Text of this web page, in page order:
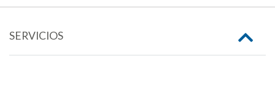
SERVICIOS